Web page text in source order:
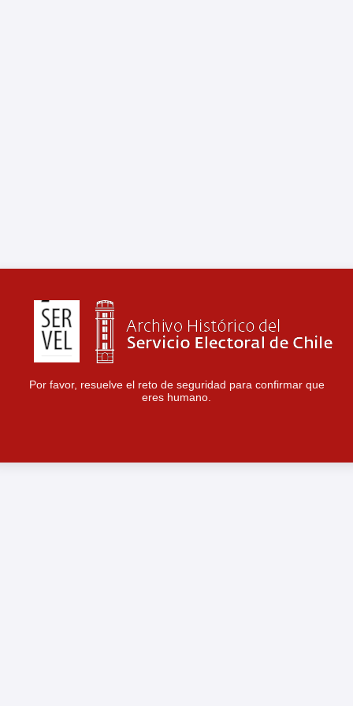
Por favor, resuelve el reto de seguridad para confirmar que
eres humano.